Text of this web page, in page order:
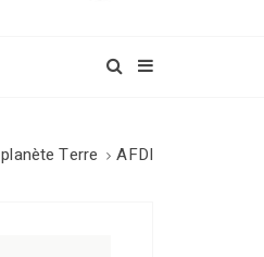
planète Terre AFDI